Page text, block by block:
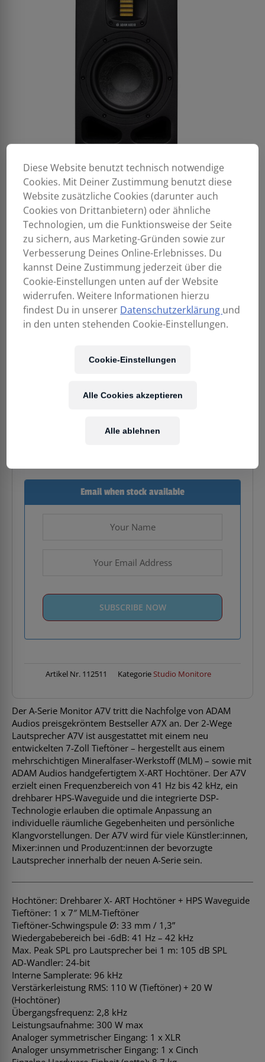
Email when stock available
Artikel Nr. 112511 Kategorie Studio Monitore
Der A-Serie Monitor A7V tritt die Nachfolge von ADAM
Audios preisgekröntem Bestseller A7X an. Der 2-Wege
Lautsprecher A7V ist ausgestattet mit einem neu
entwickelten 7-Zoll Tieftöner – hergestellt aus einem
mehrschichtigen Mineralfaser-Werkstoff (MLM) – sowie mit
ADAM Audios handgefertigtem X-ART Hochtöner. Der A7V
erzielt einen Frequenzbereich von 41 Hz bis 42 kHz, ein
drehbarer HPS-Waveguide und die integrierte DSP-
Technologie erlauben die optimale Anpassung an
individuelle räumliche Gegebenheiten und persönliche
Klangvorstellungen. Der A7V wird für viele Künstler:innen,
Mixer:innen und Produzent:innen der bevorzugte
Lautsprecher innerhalb der neuen A-Serie sein.
Hochtöner: Drehbarer X- ART Hochtöner + HPS Waveguide
Tieftöner: 1 x 7″ MLM-Tieftöner
Tieftöner-Schwingspule Ø: 33 mm / 1,3”
Wiedergabebereich bei -6dB: 41 Hz – 42 kHz
Max. Peak SPL pro Lautsprecher bei 1 m: 105 dB SPL
AD-Wandler: 24-bit
Interne Samplerate: 96 kHz
Verstärkerleistung RMS: 110 W (Tieftöner) + 20 W
(Hochtöner)
Übergangsfrequenz: 2,8 kHz
Leistungsaufnahme: 300 W max
Analoger symmetrischer Eingang: 1 x XLR
Analoger unsymmetrischer Eingang: 1 x Cinch
Diese Website benutzt technisch notwendige
Cookies. Mit Deiner Zustimmung benutzt diese
Website zusätzliche Cookies (darunter auch
Cookies von Drittanbietern) oder ähnliche
Technologien, um die Funktionsweise der Seite
zu sichern, aus Marketing-Gründen sowie zur
Verbesserung Deines Online-Erlebnisses. Du
kannst Deine Zustimmung jederzeit über die
Cookie-Einstellungen unten auf der Website
widerrufen. Weitere Informationen hierzu
findest Du in unserer Datenschutzerklärung und
in den unten stehenden Cookie-Einstellungen.
Cookie-Einstellungen
Alle ablehnen
Alle Cookies akzeptieren